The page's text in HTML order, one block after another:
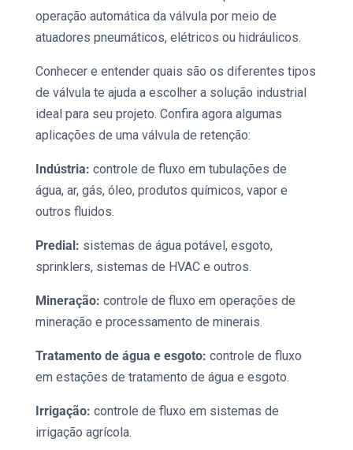
operação automática da válvula por meio de
atuadores pneumáticos, elétricos ou hidráulicos.
Conhecer e entender quais são os diferentes tipos
de válvula te ajuda a escolher a solução industrial
ideal para seu projeto. Confira agora algumas
aplicações de uma válvula de retenção:
Indústria: controle de fluxo em tubulações de
água, ar, gás, óleo, produtos químicos, vapor e
outros fluidos.
Predial: sistemas de água potável, esgoto,
sprinklers, sistemas de HVAC e outros.
Mineração: controle de fluxo em operações de
mineração e processamento de minerais.
Tratamento de água e esgoto: controle de fluxo
em estações de tratamento de água e esgoto.
Irrigação: controle de fluxo em sistemas de
irrigação agrícola.